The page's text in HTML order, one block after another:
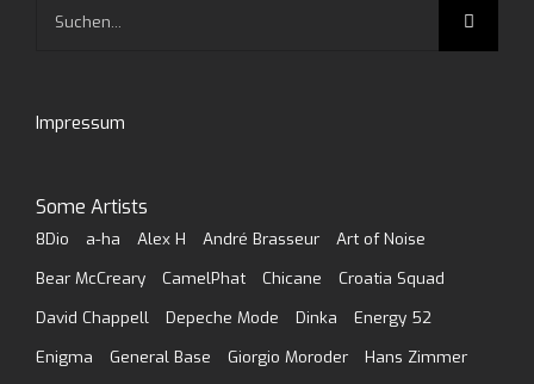
Impressum
Some Artists
8Dio a-ha Alex H André Brasseur
Art of Noise
Bear McCreary
CamelPhat Chicane
Croatia Squad
David Chappell
Depeche Mode Dinka
Energy 52
Enigma
General Base Giorgio Moroder
Hans Zimmer